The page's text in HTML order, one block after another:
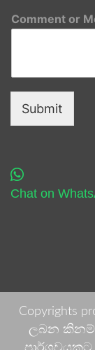
Comment or
Submit
Chat on
Copyrights
ලබන කිනම්